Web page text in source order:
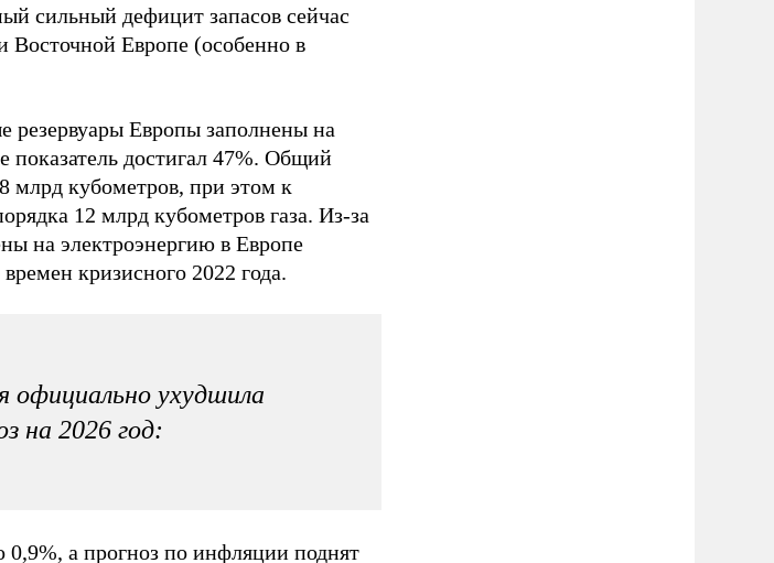
сильный дефицит запасов сейчас
Восточной Европе (особенно в
Европы заполнены на
показатель достигал 47%. Общий
млрд кубометров, при этом к
12 млрд кубометров газа. Из-за
на электроэнергию в Европе
кризисного 2022 года.
официально ухудшила
на 2026 год:
а прогноз по инфляции поднят